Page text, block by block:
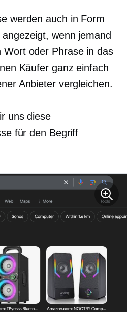
werden auch in Form
wenn jemand
Wort oder Phrase in das
Käufer ganz einfach
Anbieter vergleichen.
uns diese
für den Begriff